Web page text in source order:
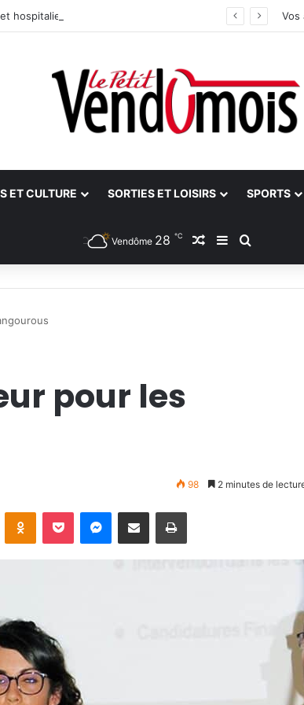
hospitalier du site unique Vos
ET CULTURE SORTIES ET LOISIRS SPORTS
Vendôme 28 ℃ Article Aléatoire
Sidebar
pour les
98 2 minutes de